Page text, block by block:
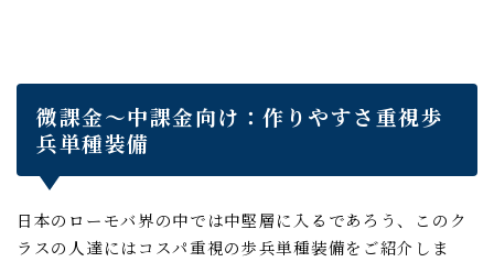
微課金～中課金向け：作りやすさ重視歩
兵単種装備
日本のローモバ界の中では中堅層に入るであろう、このク
ラスの人達にはコスパ重視の歩兵単種装備をご紹介しま